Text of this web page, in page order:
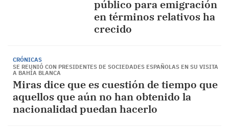
público para emigración
en términos relativos ha
crecido
CRÓNICAS
SE REUNIÓ CON PRESIDENTES DE SOCIEDADES ESPAÑOLAS EN SU VISITA
A BAHÍA BLANCA
Miras dice que es cuestión de tiempo que
aquellos que aún no han obtenido la
nacionalidad puedan hacerlo